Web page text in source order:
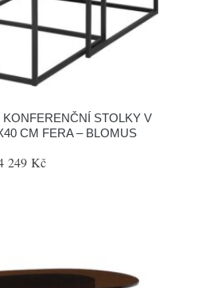
STOLKY V
CM FERA – BLOMUS
249 Kč